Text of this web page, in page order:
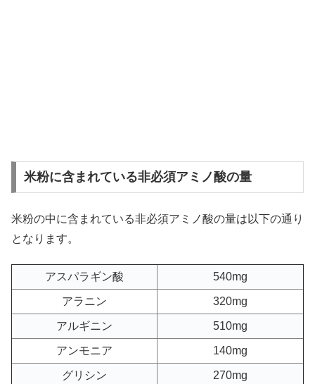
米粉に含まれている非必須アミノ酸の量
米粉の中に含まれている非必須アミノ酸の量は以下の通り
となります。
アスパラギン酸 540mg
アラニン 320mg
アルギニン 510mg
アンモニア 140mg
グリシン 270mg